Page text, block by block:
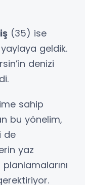
(35) ise
yaylaya geldik.
denizi
sahip
bu yönelim,
de
yaz